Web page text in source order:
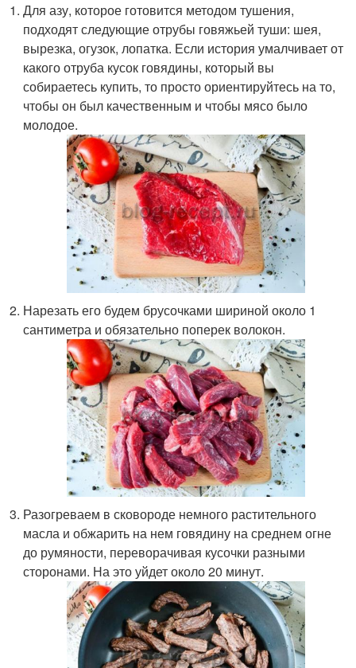
Для азу, которое готовится методом тушения,
подходят следующие отрубы говяжьей туши: шея,
вырезка, огузок, лопатка. Если история умалчивает от
какого отруба кусок говядины, который вы
собираетесь купить, то просто ориентируйтесь на то,
чтобы он был качественным и чтобы мясо было
молодое.
Нарезать его будем брусочками шириной около 1
сантиметра и обязательно поперек волокон.
Разогреваем в сковороде немного растительного
масла и обжарить на нем говядину на среднем огне
до румяности, переворачивая кусочки разными
сторонами. На это уйдет около 20 минут.